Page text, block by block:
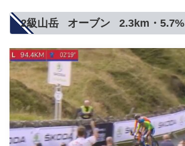
2級山岳 オーブン 2.3km・5.7%